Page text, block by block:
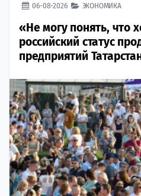
06-08-2026 ЭКОНОМИКА
«Не могу понять, что
российский статус
предприятий